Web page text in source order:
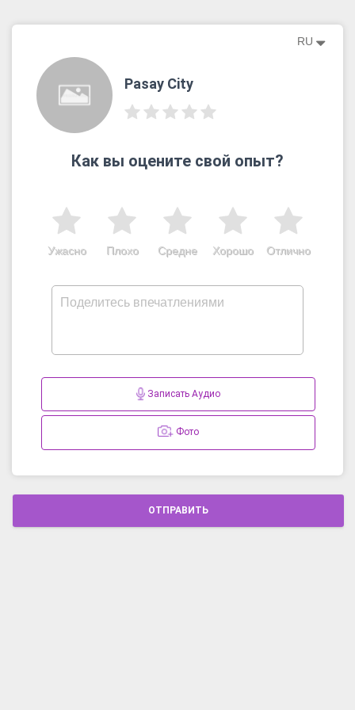
RU
Pasay City
Как вы оцените свой опыт?
Отлично
Хорошо
Средне
Плохо
Ужасно
Записать Аудио
Фото
ОТПРАВИТЬ